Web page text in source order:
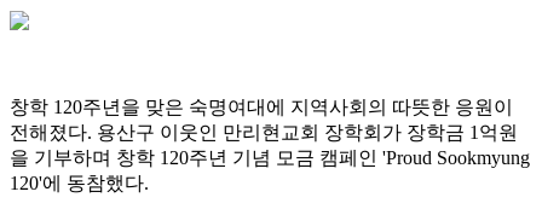
창학 120주년을 맞은 숙명여대에 지역사회의 따뜻한 응원이
전해졌다. 용산구 이웃인 만리현교회 장학회가 장학금 1억원
을 기부하며 창학 120주년 기념 모금 캠페인 'Proud Sookmyung
120'에 동참했다.